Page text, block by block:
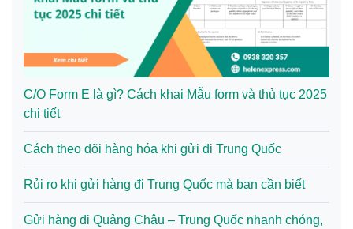
C/O Form E là gì? Cách khai Mẫu form và thủ tục 2025
chi tiết
Cách theo dõi hàng hóa khi gửi đi Trung Quốc
Rủi ro khi gửi hàng đi Trung Quốc mà bạn cần biết
Gửi hàng đi Quảng Châu – Trung Quốc nhanh chóng,